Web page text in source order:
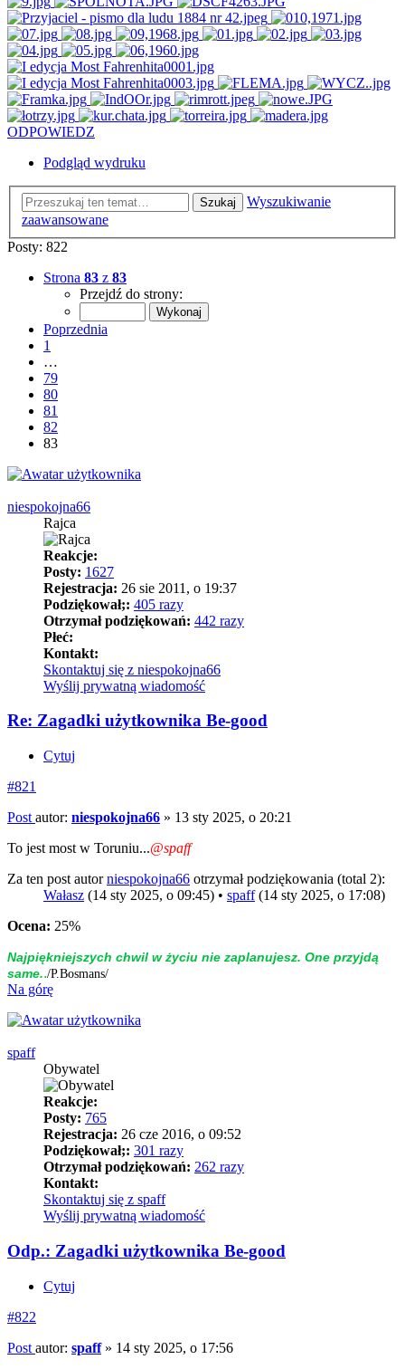
ODPOWIEDZ
Podgląd wydruku
Szukaj
Wyszukiwanie
zaawansowane
Posty: 822
Strona 83 z 83
Przejdź do strony:
Poprzednia
1
…
79
80
81
82
83
niespokojna66
Rajca
Reakcje:
Posty: 1627
Rejestracja: 26 sie 2011, o 19:37
Podziękował;: 405 razy
Otrzymał podziękowań: 442 razy
Płeć:
Kontakt:
Skontaktuj się z niespokojna66
Wyślij prywatną wiadomość
Re: Zagadki użytkownika Be-good
Cytuj
#821
Post autor: niespokojna66 » 13 sty 2025, o 20:21
To jest most w Toruniu...@spaff
Za ten post autorniespokojna66 otrzymał podziękowania (total 2):
Wałasz (14 sty 2025, o 09:45) • spaff(14 sty 2025, o 17:08)
Ocena: 25%
Naj­piękniej­szych chwil w życiu nie zap­la­nujesz. One przyjdą
same../P.Bosmans/
Na górę
spaff
Obywatel
Reakcje:
Posty: 765
Rejestracja: 26 cze 2016, o 09:52
Podziękował;: 301 razy
Otrzymał podziękowań: 262 razy
Kontakt:
Skontaktuj się z spaff
Wyślij prywatną wiadomość
Odp.: Zagadki użytkownika Be-good
Cytuj
#822
Post autor: spaff» 14 sty 2025, o 17:56